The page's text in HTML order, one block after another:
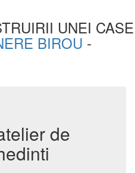
UNEI CASE
BIROU -
de